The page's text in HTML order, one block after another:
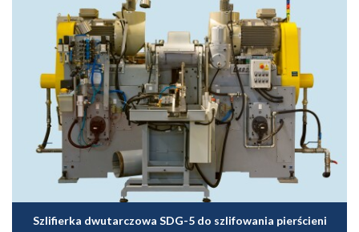
Szlifierka dwutarczowa SDG-5 do szlifowania pierścieni